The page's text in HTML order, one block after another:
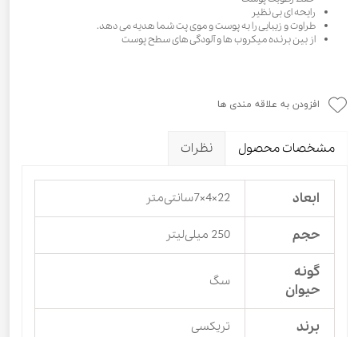
رایحه ای بی نظیر
طراوت و زیبایی را به پوست و موی پت شما هدیه می دهد.
از بین برنده میکروب ها و آلودگی های سطح پوست
افزودن به علاقه مندی ها
مشخصات محصول نظرات
ابعاد 22×4×7سانتی‌متر
حجم 250 میلی‌لیتر
گونه
حیوان
سگ
برند تریکسی